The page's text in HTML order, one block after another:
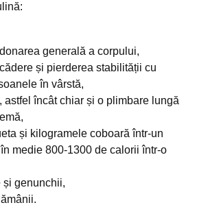
generală a corpului,
și pierderea stabilității cu
în vârstă,
astfel încât chiar și o plimbare lungă
și kilogramele coboară într-un
medie 800-1300 de calorii într-o
și genunchii,